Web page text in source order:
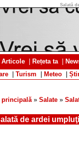
Salată
Articole Rețeta ta|
Turism Meteo
principală» Salate »
de ardei umpluţi